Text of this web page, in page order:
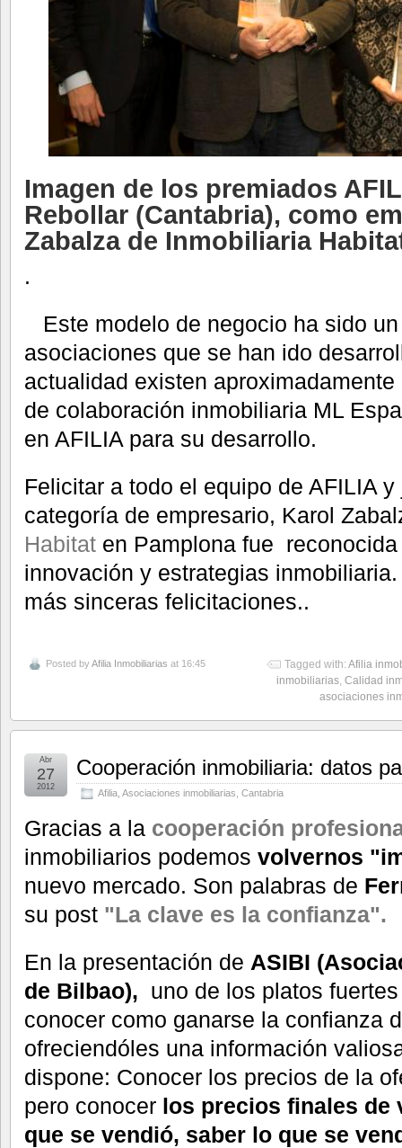
Imagen de los premiados
Rebollar (Cantabria), como
Zabalza de Inmobiliaria
.
Este modelo de negocio ha sido
asociaciones que se han ido
actualidad existen
de colaboración inmobiliaria ML
en AFILIA para su desarrollo.
Felicitar a todo el equipo de AFILIA
categoría de empresario, Karol
Habitat en Pamplona fue
innovación y estrategias
más sinceras felicitaciones..
Posted byAfilia Inmobiliarias at 16:45 Tagged with: Afilia
inmobiliarias Calidad
asociaciones
Cooperación inmobiliaria: datos
Afilia Asociaciones inmobiliarias Cantabria
Abr
27
2012
Gracias a la cooperación
inmobiliarios podemos volvernos
nuevo mercado. Son palabras de
su post "La clave es la confianza".
En la presentación de ASIBI
de Bilbao), uno de los platos
conocer como ganarse la confianza
ofreciendóles una información
dispone: Conocer los precios de la
pero conocer los precios finales de
que se vendió, saber lo que se